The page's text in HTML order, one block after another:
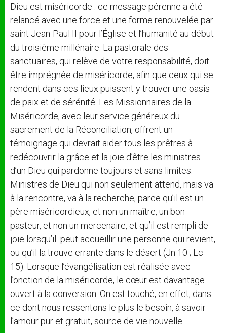
Dieu est miséricorde : ce message pérenne a été
relancé avec une force et une forme renouvelée par
saint Jean-Paul II pour l’Église et l’humanité au début
du troisième millénaire. La pastorale des
sanctuaires, qui relève de votre responsabilité, doit
être imprégnée de miséricorde, afin que ceux qui se
rendent dans ces lieux puissent y trouver une oasis
de paix et de sérénité. Les Missionnaires de la
Miséricorde, avec leur service généreux du
sacrement de la Réconciliation, offrent un
témoignage qui devrait aider tous les prêtres à
redécouvrir la grâce et la joie d’être les ministres
d’un Dieu qui pardonne toujours et sans limites.
Ministres de Dieu qui non seulement attend, mais va
à la rencontre, va à la recherche, parce qu’il est un
père miséricordieux, et non un maître, un bon
pasteur, et non un mercenaire, et qu’il est rempli de
joie lorsqu’il
peut accueillir une personne qui revient,
ou qu’il la trouve errante dans le désert (Jn 10 ; Lc
15). Lorsque l’évangélisation est réalisée avec
l’onction de la miséricorde, le cœur est davantage
ouvert à la conversion. On est touché, en effet, dans
ce dont nous ressentons le plus le besoin, à savoir
l’amour pur et gratuit, source de vie nouvelle.